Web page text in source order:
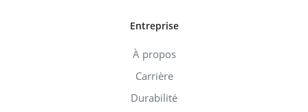
Entreprise
À propos
Carrière
Durabilité